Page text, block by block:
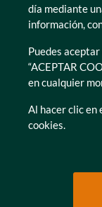
Zamora
día mediante
información,
Puedes
“ACEPTAR
en cualquier
Al hacer clic en
cookies.